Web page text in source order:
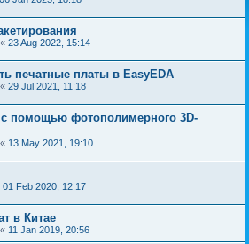
« 23 Aug 2022, 15:14
печатные платы в EasyEDA
« 29 Jul 2021, 11:18
помощью фотополимерного 3D-
« 13 May 2021, 19:10
01 Feb 2020, 12:17
в Китае
« 11 Jan 2019, 20:56